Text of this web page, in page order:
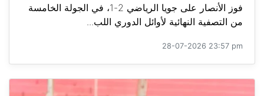
فوز الأنصار على جويا الرياضي 2-1، في الجولة الخامسة
من التصفية النهائية لأوائل الدوري اللب...
28-07-2026 23:57 pm